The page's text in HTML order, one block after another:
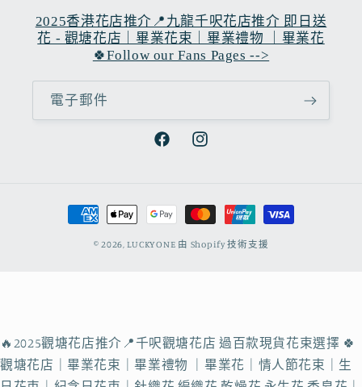
2025香港花店推介📍九龍千呎花店推介 即日送
花 - 觀塘花店｜畢業花束｜畢業禮物 ｜畢業花
🍀Follow our Fans Pages -->
電子郵件
FacebookInstagram
付
款
© 2026,LUCKYONE 由 Shopify 技術支援
🔥2025觀塘花店推介📍千呎觀塘花店 過百款現貨花束選擇 🍀
觀塘花店｜畢業花束｜畢業禮物 ｜畢業花｜情人節花束｜生